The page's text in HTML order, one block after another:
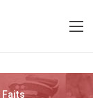
Faits